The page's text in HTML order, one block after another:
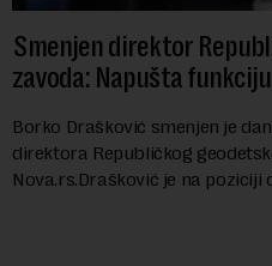
Smenjen direktor
zavoda: Napušta
Borko Drašković smenjen je
direktora Republičkog
Nova.rs.Drašković je na poziciji